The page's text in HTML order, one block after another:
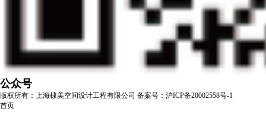
公众号
版权所有：上海棣美空间设计工程有限公司 备案号：沪ICP备20002558号-1
首页